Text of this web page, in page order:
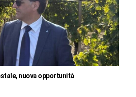
nuova opportunità